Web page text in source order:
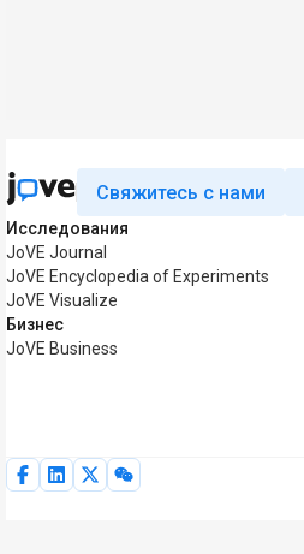
Свяжитесь с нами
Исследования
JoVE Journal
JoVE Encyclopedia of Experiments
JoVE Visualize
Бизнес
JoVE Business